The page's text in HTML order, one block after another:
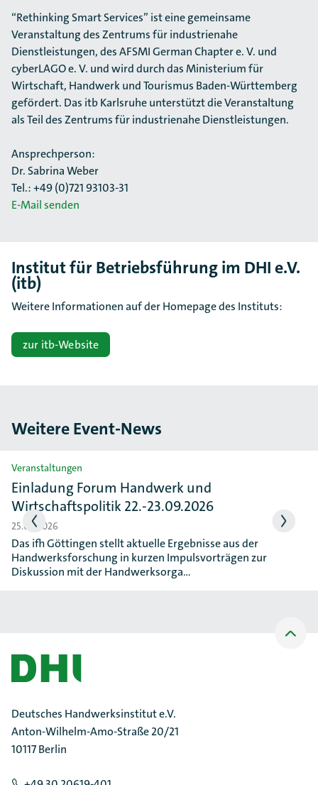
“Rethinking Smart Services” ist eine gemeinsame
Veranstaltung des Zentrums für industrienahe
Dienstleistungen, des AFSMI German Chapter e. V. und
cyberLAGO e. V. und wird durch das Ministerium für
Wirtschaft, Handwerk und Tourismus Baden-Württemberg
gefördert. Das itb Karlsruhe unterstützt die Veranstaltung
als Teil des Zentrums für industrienahe Dienstleistungen.
Ansprechperson:
Dr. Sabrina Weber
Tel.: +49 (0)721 93103-31
E-Mail senden
Institut für Betriebsführung im DHI e.V.
(itb)
Weitere Informationen auf der Homepage des Instituts:
zur itb-Website
Weitere Event-News
Slider überspringen
Veranstaltungen
Einladung Forum Handwerk und
Wirtschaftspolitik 22.-23.09.2026
25.06.2026
Das ifh Göttingen stellt aktuelle Ergebnisse aus der
Handwerksforschung in kurzen Impulsvorträgen zur
Diskussion mit der Handwerksorga…
oben
Deutsches Handwerksinstitut e.V.
Anton-Wilhelm-Amo-Straße 20/21
10117 Berlin